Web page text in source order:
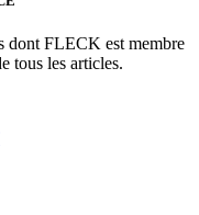
dont FLECK est membre
tous les articles.